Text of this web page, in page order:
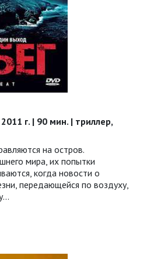
г. | 90 мин. | триллер,
на остров.
мира, их попытки
когда новости о
передающейся по воздуху,